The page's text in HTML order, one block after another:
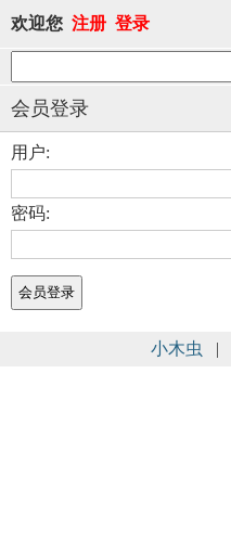
欢迎您 注册 登录
会员登录
用户:
密码:
小木虫 |